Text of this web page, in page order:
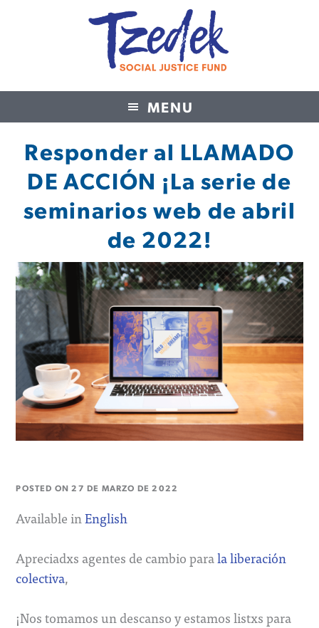
MENU
Tzedek Social Justice Fund
Responder al LLAMADO
DE ACCIÓN ¡La serie de
seminarios web de abril
de 2022!
POSTED ON27 DE MARZO DE 2022
Available inEnglish
Apreciadxs agentes de cambio parala liberación
colectiva,
¡Nos tomamos un descanso y estamos listxs para